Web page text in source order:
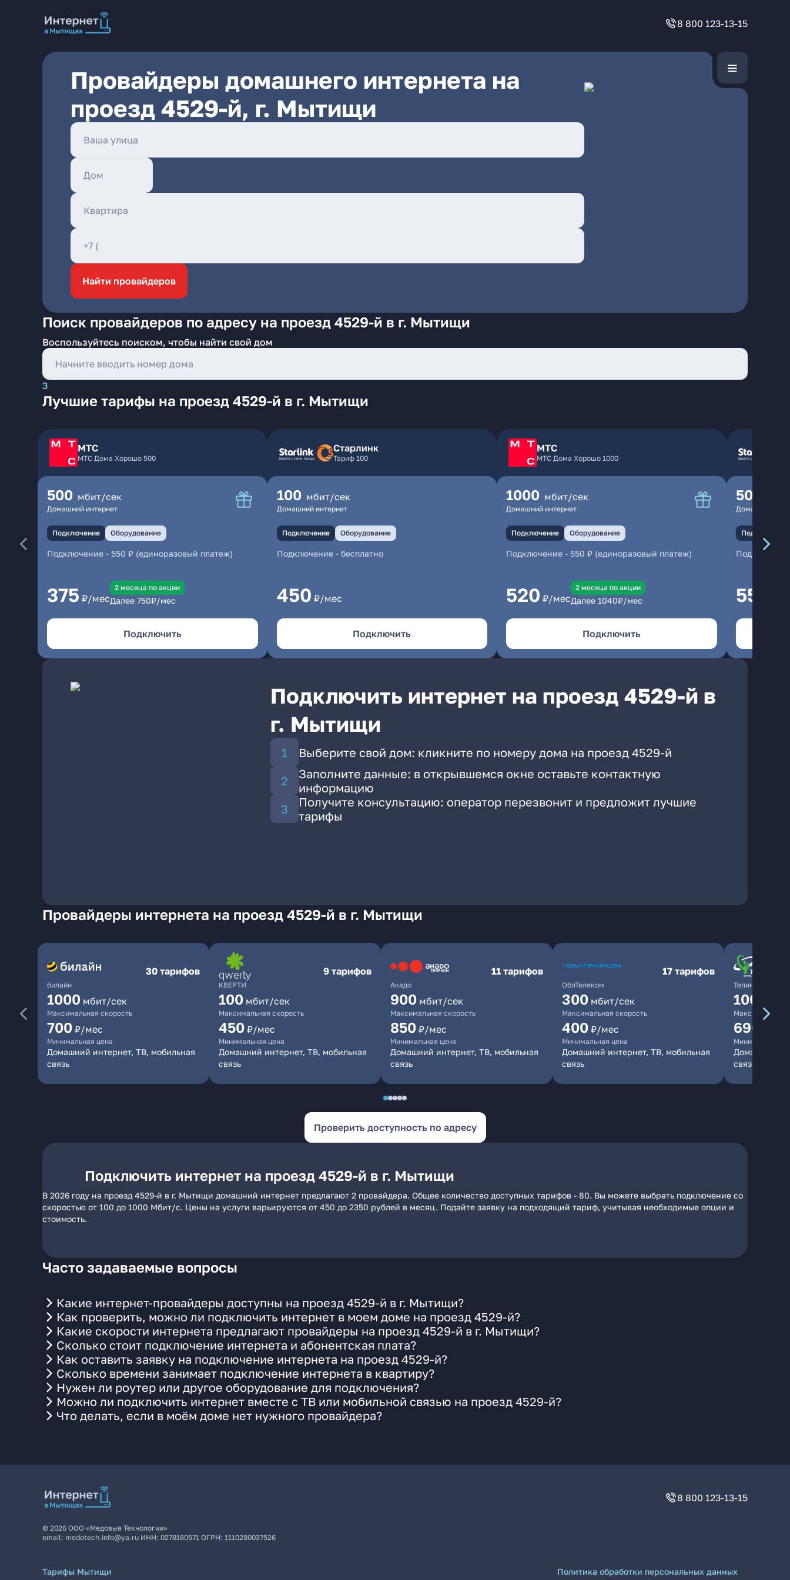
8 800 123-13-15
Провайдеры домашнего интернета на
проезд 4529-й, г. Мытищи
Найти провайдеров
Поиск провайдеров по адресу на проезд 4529-й в г. Мытищи
Воспользуйтесь поиском, чтобы найти свой дом
3
Лучшие тарифы на проезд 4529-й в г. Мытищи
МТС
МТС Дома Хорошо 500
500 мбит/сек
Домашний интернет
Подключение Оборудование
Подключение - 550 ₽ (единоразовый платеж)
375 ₽/мес
2 месяцa по акции
Далее 750₽/мес
Подключить
Старлинк
Тариф 100
100 мбит/сек
Домашний интернет
Подключение Оборудование
Подключение- бесплатно
450 ₽/мес
Подключить
МТС
МТС Дома Хорошо 1000
1000 мбит/сек
Домашний интернет
Подключение Оборудование
Подключение - 550 ₽ (единоразовый платеж)
520 ₽/мес
2 месяцa по акции
Далее 1040₽/мес
Подключить
500
Домашний
Подключение
550
Подключить интернет на проезд 4529-й в
г. Мытищи
Выберите свой дом: кликните по номеру дома на проезд 4529-й
Заполните данные: в открывшемся окне оставьте контактную
информацию
Получите консультацию: оператор перезвонит и предложит лучшие
тарифы
Провайдеры интернета на проезд 4529-й в г. Мытищи
билайн
30 тарифов
1000 мбит/сек
Максимальная скорость
700 ₽/мес
Минимальная цена
Домашний интернет, ТВ, мобильная
связь
КВЕРТИ
9 тарифов
100 мбит/сек
Максимальная скорость
450 ₽/мес
Минимальная цена
Домашний интернет, ТВ, мобильная
связь
Акадо
11 тарифов
900 мбит/сек
Максимальная скорость
850 ₽/мес
Минимальная цена
Домашний интернет, ТВ, мобильная
связь
ОблТелеком
17 тарифов
300 мбит/сек
Максимальная скорость
400 ₽/мес
Минимальная цена
Домашний интернет, ТВ, мобильная
связь
ТелинКом
1000
Максимальная
690
Минимальная
Домашний
связь
Проверить доступность по адресу
Подключить интернет на проезд 4529-й в г. Мытищи
В 2026 году на проезд 4529-й в г. Мытищи домашний интернет предлагают 2 провайдера. Общее количество доступных тарифов - 80. Вы можете выбрать подключение со
скоростью от 100 до 1000 Мбит/с. Цены на услуги варьируются от 450 до 2350 рублей в месяц. Подайте заявку на подходящий тариф, учитывая необходимые опции и
стоимость.
Часто задаваемые вопросы
Какие интернет-провайдеры доступны на проезд 4529-й в г. Мытищи?
Как проверить, можно ли подключить интернет в моем доме на проезд 4529-й?
Какие скорости интернета предлагают провайдеры на проезд 4529-й в г. Мытищи?
Сколько стоит подключение интернета и абонентская плата?
Как оставить заявку на подключение интернета на проезд 4529-й?
Сколько времени занимает подключение интернета в квартиру?
Нужен ли роутер или другое оборудование для подключения?
Можно ли подключить интернет вместе с ТВ или мобильной связью на проезд 4529-й?
Что делать, если в моём доме нет нужного провайдера?
8 800 123-13-15
© 2026 ООО «Медовые Технологии»
email: medotech.info@ya.ru ИНН: 0278180571 ОГРН: 1110280037526
Тарифы Мытищи
Политика обработки персональных данных